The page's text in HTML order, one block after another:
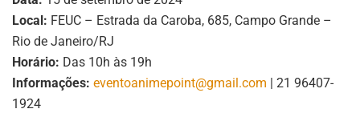
Local: FEUC – Estrada da Caroba, 685, Campo Grande –
Rio de Janeiro/RJ
Horário: Das 10h às 19h
Informações: eventoanimepoint@gmail.com | 21 96407-
1924